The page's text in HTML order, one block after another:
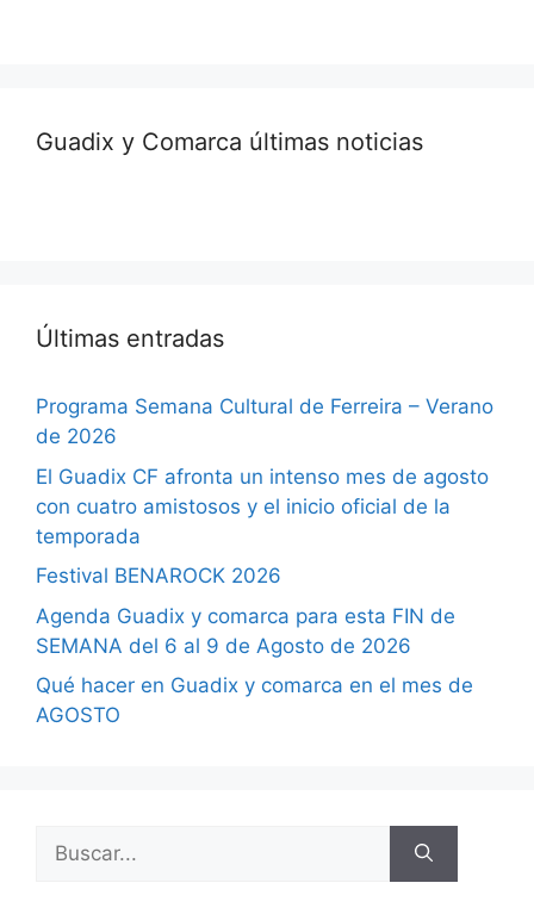
Guadix y Comarca últimas noticias
Últimas entradas
Programa Semana Cultural de Ferreira – Verano
de 2026
El Guadix CF afronta un intenso mes de agosto
con cuatro amistosos y el inicio oficial de la
temporada
Festival BENAROCK 2026
Agenda Guadix y comarca para esta FIN de
SEMANA del 6 al 9 de Agosto de 2026
Qué hacer en Guadix y comarca en el mes de
AGOSTO
Buscar: